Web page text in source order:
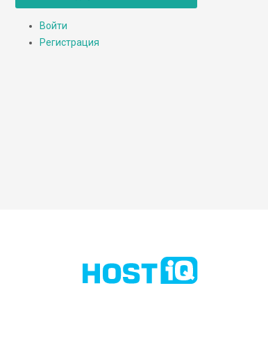
Войти
Регистрация